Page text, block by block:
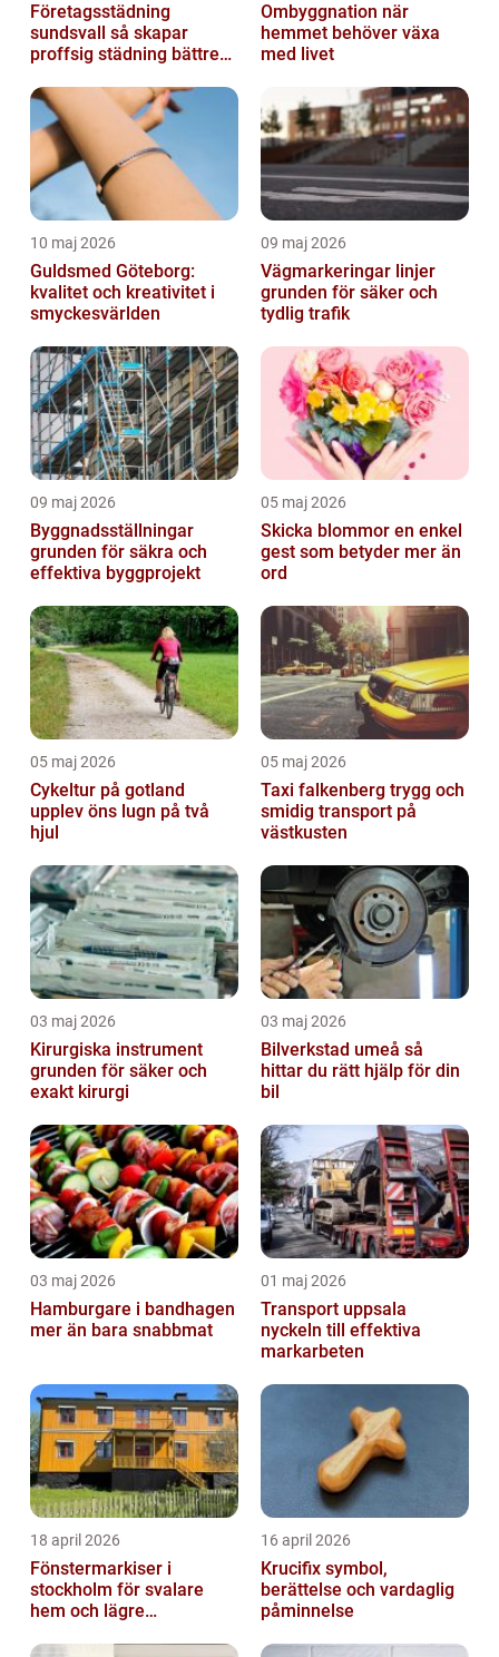
Företagsstädning
sundsvall så skapar
proffsig städning bättre
Ombyggnation när
hemmet behöver växa
med livet
10 maj 2026
Guldsmed Göteborg:
kvalitet och kreativitet i
smyckesvärlden
09 maj 2026
Vägmarkeringar linjer
grunden för säker och
tydlig trafik
09 maj 2026
Byggnadsställningar
grunden för säkra och
effektiva byggprojekt
05 maj 2026
Skicka blommor en enkel
gest som betyder mer än
ord
05 maj 2026
Cykeltur på gotland
upplev öns lugn på två
hjul
05 maj 2026
Taxi falkenberg trygg och
smidig transport på
västkusten
03 maj 2026
Kirurgiska instrument
grunden för säker och
exakt kirurgi
03 maj 2026
Bilverkstad umeå så
hittar du rätt hjälp för din
bil
03 maj 2026
Hamburgare i bandhagen
mer än bara snabbmat
01 maj 2026
Transport uppsala
nyckeln till effektiva
markarbeten
18 april 2026
Fönstermarkiser i
stockholm för svalare
hem och lägre
16 april 2026
Krucifix symbol,
berättelse och vardaglig
påminnelse